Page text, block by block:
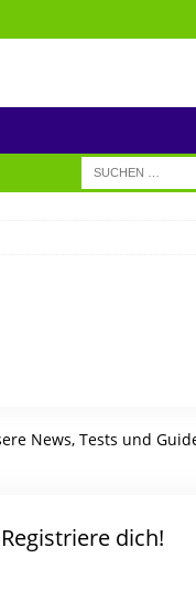
News, Tests und
Registriere dich!